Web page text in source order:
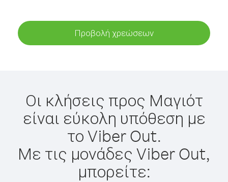
Προβολή χρεώσεων
Οι κλήσεις προς Μαγιότ
είναι εύκολη υπόθεση με
το Viber Out.
Με τις μονάδες Viber Out,
μπορείτε: